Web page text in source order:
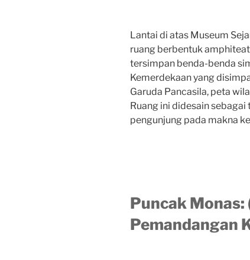
Lantai di atas Museum
ruang berbentuk
tersimpan benda-benda
Kemerdekaan yang
Garuda Pancasila, peta
Ruang ini didesain
pengunjung pada makna
Puncak
Pemandangan